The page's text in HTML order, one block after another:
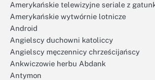
Amerykańskie telewizyjne seriale z
Amerykańskie wytwórnie lotnicze
Android
Angielscy duchowni katoliccy
Angielscy męczennicy chrześcijańscy
Ankwiczowie herbu Abdank
Antymon